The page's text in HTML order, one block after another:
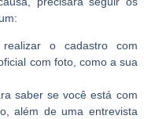
o cadastro com
com foto, como a sua
saber se você está com
além de uma entrevista